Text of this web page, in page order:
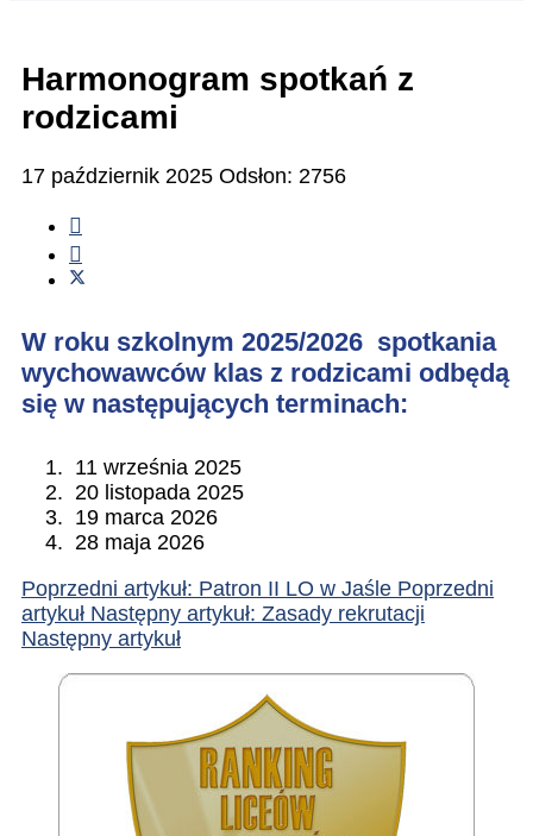
Harmonogram spotkań z
rodzicami
17 październik 2025 Odsłon: 2756
W roku szkolnym 2025/2026 spotkania
wychowawców klas z rodzicami odbędą
się w następujących terminach:
11 września 2025
20 listopada 2025
19 marca 2026
28 maja 2026
Poprzedni artykuł: Patron II LO w Jaśle Poprzedni
artykuł Następny artykuł: Zasady rekrutacji
Następny artykuł